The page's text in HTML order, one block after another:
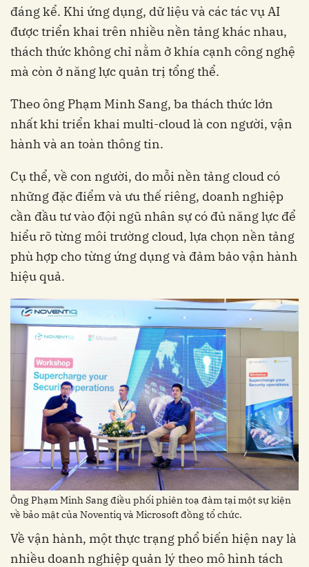
đáng kể. Khi ứng dụng, dữ liệu và các tác vụ AI
được triển khai trên nhiều nền tảng khác nhau,
thách thức không chỉ nằm ở khía cạnh công nghệ
mà còn ở năng lực quản trị tổng thể.
Theo ông Phạm Minh Sang, ba thách thức lớn
nhất khi triển khai multi-cloud là con người, vận
hành và an toàn thông tin.
Cụ thể, về con người, do mỗi nền tảng cloud có
những đặc điểm và ưu thế riêng, doanh nghiệp
cần đầu tư vào đội ngũ nhân sự có đủ năng lực để
hiểu rõ từng môi trường cloud, lựa chọn nền tảng
phù hợp cho từng ứng dụng và đảm bảo vận hành
hiệu quả.
Ông Phạm Minh Sang điều phối phiên toạ đàm tại một sự kiện
về bảo mật của Noventiq và Microsoft đồng tổ chức.
Về vận hành, một thực trạng phổ biến hiện nay là
nhiều doanh nghiệp quản lý theo mô hình tách